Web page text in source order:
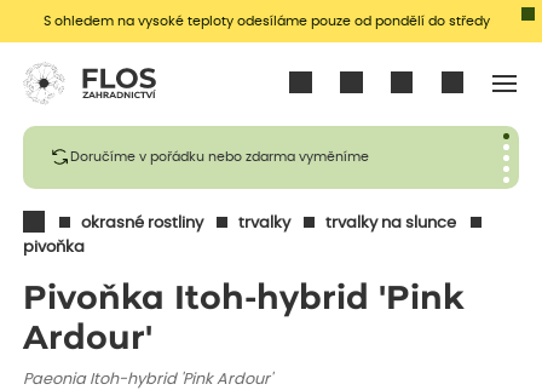
S ohledem na vysoké teploty odesíláme pouze od pondělí do středy
Doručíme v pořádku nebo zdarma vyměníme
okrasné rostliny trvalky
trvalky na slunce
pivoňka
Pivoňka Itoh-hybrid 'Pink
Ardour'
Paeonia Itoh-hybrid 'Pink Ardour'